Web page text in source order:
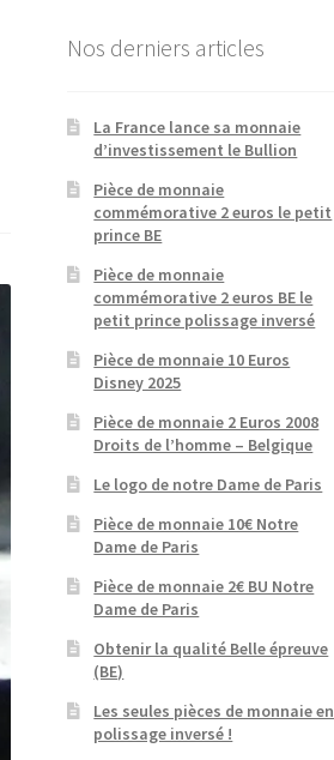
Nos derniers articles
La France lance sa monnaie
d’investissement le Bullion
Pièce de monnaie
commémorative 2 euros le petit
prince BE
Pièce de monnaie
commémorative 2 euros BE le
petit prince polissage inversé
Pièce de monnaie 10 Euros
Disney 2025
Pièce de monnaie 2 Euros 2008
Droits de l’homme – Belgique
Le logo de notre Dame de Paris
Pièce de monnaie 10€ Notre
Dame de Paris
Pièce de monnaie 2€ BU Notre
Dame de Paris
Obtenir la qualité Belle épreuve
(BE)
Les seules pièces de monnaie en
polissage inversé !